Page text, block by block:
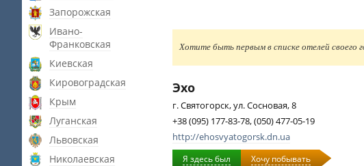
Запорожская
Ивано-
Франковская
Киевская
Кировоградская
Крым
Луганская
Львовская
Николаевская
Хотите быть первым в списке отелей своего
Эхо
г. Святогорск, ул. Сосновая, 8
+38 (095) 177-83-78, (050) 477-05-19
http://ehosvyatogorsk.dn.ua
Я здесь был Хочу побывать